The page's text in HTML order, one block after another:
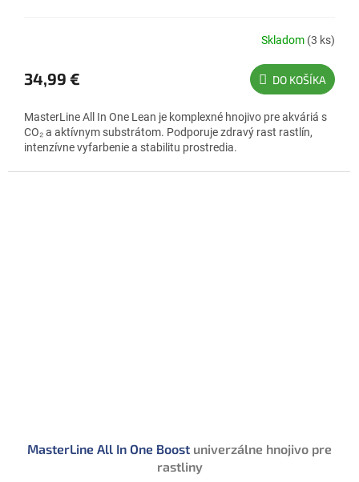
Skladom (3 ks)
34,99 € DO KOŠÍKA
MasterLine All In One Lean je komplexné hnojivo pre akváriá s
CO₂ a aktívnym substrátom. Podporuje zdravý rast rastlín,
intenzívne vyfarbenie a stabilitu prostredia.
MasterLine All In One Boost univerzálne hnojivo pre
rastliny